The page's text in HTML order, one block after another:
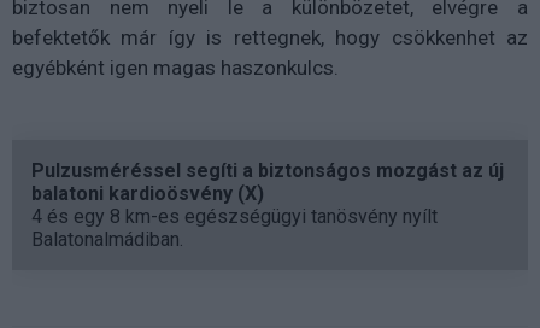
biztosan nem nyeli le a különbözetet, elvégre a
befektetők már így is rettegnek, hogy csökkenhet az
egyébként igen magas haszonkulcs.
Pulzusméréssel segíti a biztonságos mozgást az új
balatoni kardioösvény (X)
4 és egy 8 km-es egészségügyi tanösvény nyílt
Balatonalmádiban.